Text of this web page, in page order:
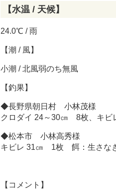
【水温 / 天候】
24.0℃ / 雨
【潮 / 風】
小潮 / 北風弱のち無風
【釣果】
◆長野県朝日村 小林茂様
クロダイ 24～30㎝ 8枚、キ
◆松本市 小林高秀様
キビレ 31㎝ 1枚 餌：生さな
【コメント】